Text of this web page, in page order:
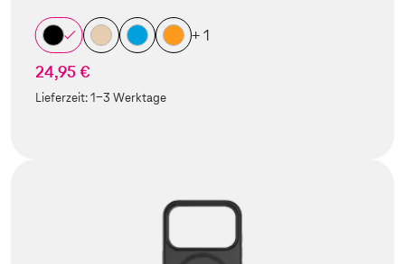
+ 1
24,95 €
Lieferzeit:1-3 Werktage